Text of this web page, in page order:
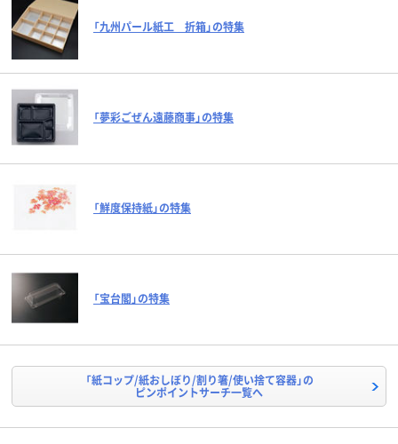
「九州パール紙工 折箱」の特集
「夢彩ごぜん遠藤商事」の特集
「鮮度保持紙」の特集
「宝台閣」の特集
「紙コップ/紙おしぼり/割り箸/使い捨て容器」の
ピンポイントサーチ一覧へ